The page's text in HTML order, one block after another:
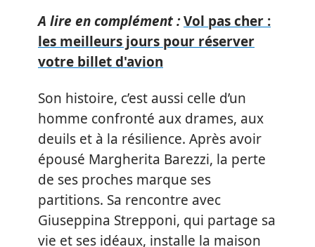
A lire en complément :Vol pas cher :
les meilleurs jours pour réserver
votre billet d'avion
Son histoire, c’est aussi celle d’un
homme confronté aux drames, aux
deuils et à la résilience. Après avoir
épousé Margherita Barezzi, la perte
de ses proches marque ses
partitions. Sa rencontre avec
Giuseppina Strepponi, qui partage sa
vie et ses idéaux, installe la maison